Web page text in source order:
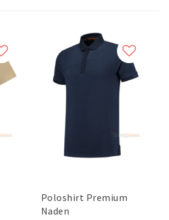
Poloshirt Premium
Naden